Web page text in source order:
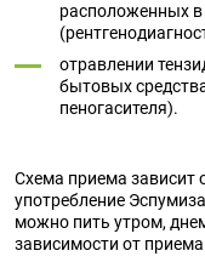
расположенных
отравлении
бытовых
пеногасителя).
Схема приема зависит
употребление
можно пить утром,
зависимости от